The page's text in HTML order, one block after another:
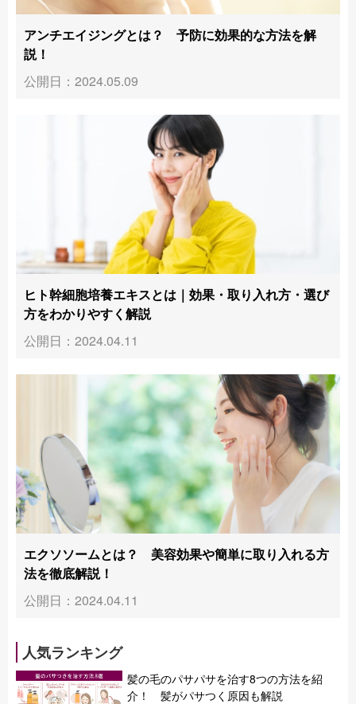
アンチエイジングとは？ 予防に効果的な方法を解
説！
公開日：2024.05.09
ヒト幹細胞培養エキスとは｜効果・取り入れ方・選び
方をわかりやすく解説
公開日：2024.04.11
エクソソームとは？ 美容効果や簡単に取り入れる方
法を徹底解説！
公開日：2024.04.11
人気ランキング
髪の毛のパサパサを治す8つの方法を紹
介！ 髪がパサつく原因も解説